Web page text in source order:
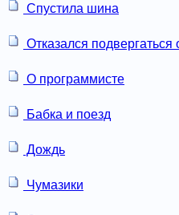
Спустила шина
Отказался подвергаться
О программисте
Бабка и поезд
Дождь
Чумазики